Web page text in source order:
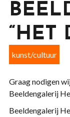
“HET
kunst/cultuur
Graag nodigen
Beeldengalerij
Beeldengalerij